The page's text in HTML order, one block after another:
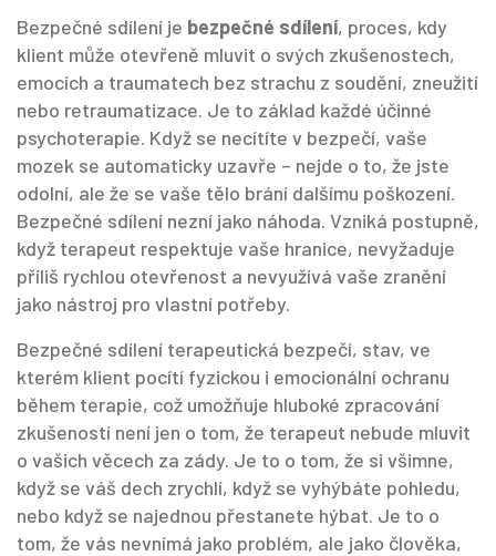
Bezpečné sdílení je bezpečné sdílení, proces, kdy
klient může otevřeně mluvit o svých zkušenostech,
emocích a traumatech bez strachu z soudění, zneužití
nebo retraumatizace. Je to základ každé účinné
psychoterapie. Když se necítíte v bezpečí, vaše
mozek se automaticky uzavře – nejde o to, že jste
odolní, ale že se vaše tělo brání dalšímu poškození.
Bezpečné sdílení nezní jako náhoda. Vzniká postupně,
když terapeut respektuje vaše hranice, nevyžaduje
příliš rychlou otevřenost a nevyužívá vaše zranění
jako nástroj pro vlastní potřeby.
Bezpečné sdílení terapeutická bezpečí, stav, ve
kterém klient pocítí fyzickou i emocionální ochranu
během terapie, což umožňuje hluboké zpracování
zkušeností není jen o tom, že terapeut nebude mluvit
o vašich věcech za zády. Je to o tom, že si všimne,
když se váš dech zrychlí, když se vyhýbáte pohledu,
nebo když se najednou přestanete hýbat. Je to o
tom, že vás nevnímá jako problém, ale jako člověka,